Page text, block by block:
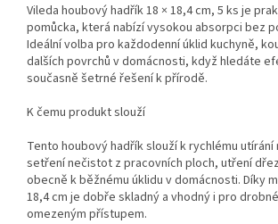
Vileda houbový hadřík 18 × 18,4 cm, 5 ks je
pomůcka, která nabízí vysokou absorpci bez
Ideální volba pro každodenní úklid kuchyně,
dalších povrchů v domácnosti, když hledáte
současně šetrné řešení k přírodě.
K čemu produkt slouží
Tento houbový hadřík slouží k rychlému
setření nečistot z pracovních ploch, utření
obecně k běžnému úklidu v domácnosti. Díky
18,4 cm je dobře skladný a vhodný i pro
omezeným přístupem.